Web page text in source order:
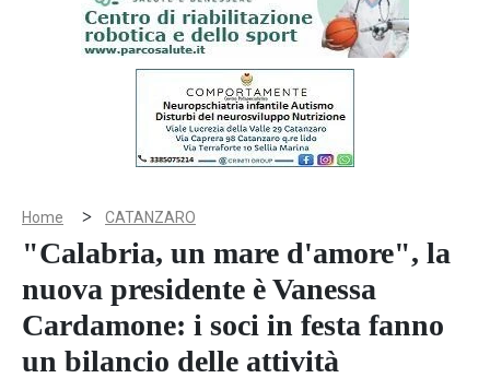
Home > CATANZARO
"Calabria, un mare d'amore", la
nuova presidente è Vanessa
Cardamone: i soci in festa fanno
un bilancio delle attività